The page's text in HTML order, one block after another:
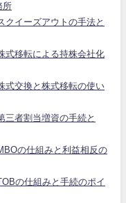
所
クイーズアウトの手法と
式移転による持株会社化
式交換と株式移転の使い
三者割当増資の手続と
の仕組みと利益相反の
の仕組みと手続のポイ